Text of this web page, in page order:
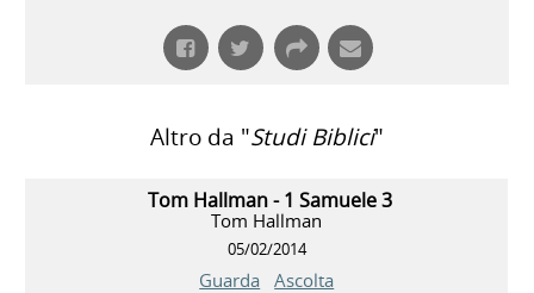
Altro da "Studi Biblici"
Tom Hallman - 1 Samuele 3
Tom Hallman
05/02/2014
Guarda Ascolta